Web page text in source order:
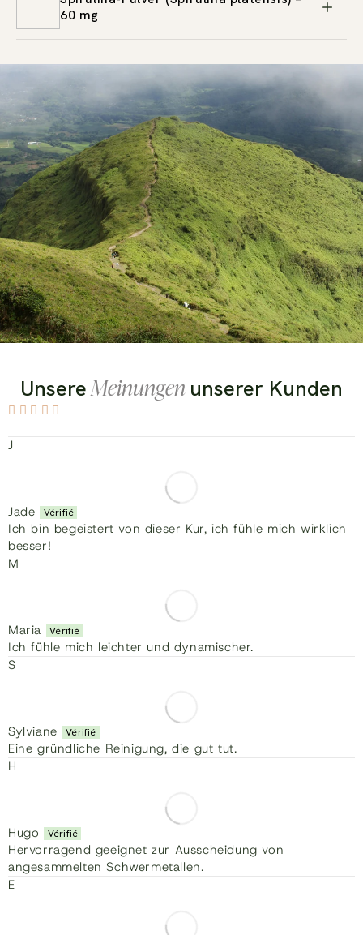
60 mg
UnsereMeinungen unserer Kunden
J
Jade
Ich bin begeistert von dieser Kur, ich fühle mich wirklich
besser!
M
Maria
Ich fühle mich leichter und dynamischer.
S
Sylviane
Eine gründliche Reinigung, die gut tut.
H
Hugo
Hervorragend geeignet zur Ausscheidung von
angesammelten Schwermetallen.
E